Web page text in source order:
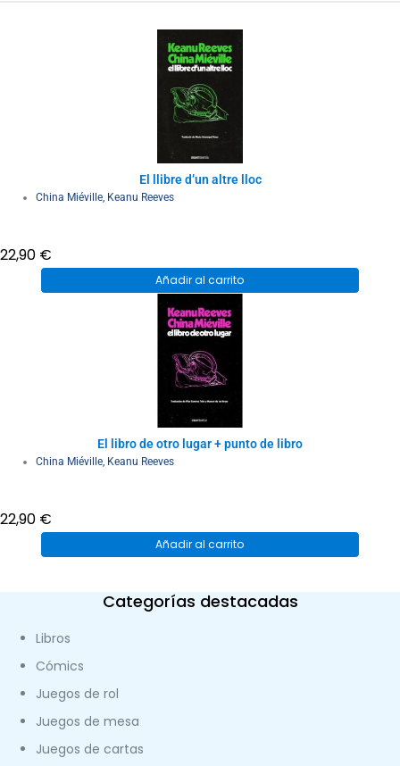
El llibre d’un altre lloc
China Miéville, Keanu Reeves
22,90 €
Añadir al carrito
El libro de otro lugar + punto de libro
China Miéville, Keanu Reeves
22,90 €
Añadir al carrito
Categorías destacadas
Libros
Cómics
Juegos de rol
Juegos de mesa
Juegos de cartas